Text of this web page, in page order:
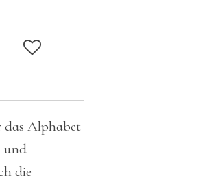
Alphabet
und
die